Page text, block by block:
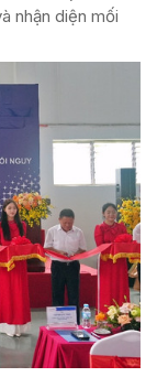
nhận diện mối